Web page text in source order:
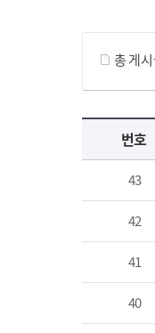
총 게
공지사항 목록 으로 번호, 제목, 작성자, 조회수, 등록 일, 첨부파일로 나열 되고 있습니다.
번호
43
42
41
40